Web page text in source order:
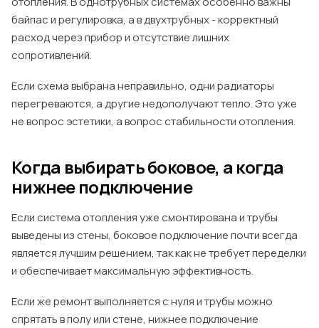
байпас и регулировка, а в двухтрубных - корректный
расход через прибор и отсутствие лишних
сопротивлений.
Если схема выбрана неправильно, одни радиаторы
перегреваются, а другие недополучают тепло. Это уже
не вопрос эстетики, а вопрос стабильности отопления.
Когда выбирать боковое, а когда
нижнее подключение
Если система отопления уже смонтирована и трубы
выведены из стены, боковое подключение почти всегда
является лучшим решением, так как не требует переделки
и обеспечивает максимальную эффективность.
Если же ремонт выполняется с нуля и трубы можно
спрятать в полу или стене, нижнее подключение